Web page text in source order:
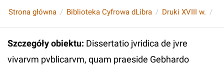
Strona główna Biblioteka Cyfrowa dLibra Druki XVIII w.
Szczegóły obiektu: Dissertatio jvridica de jvre
vivarvm pvblicarvm, quam praeside Gebhardo